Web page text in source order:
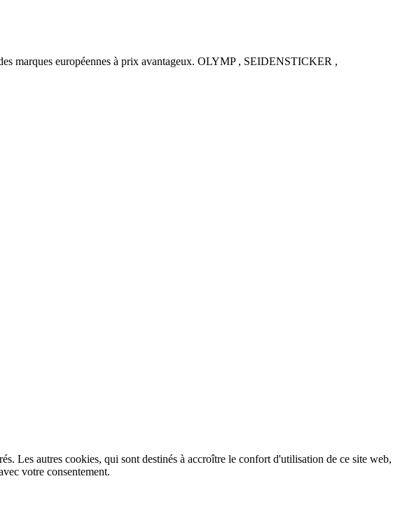
marques européennes à prix avantageux. OLYMP , SEIDENSTICKER ,
Les autres cookies, qui sont destinés à accroître le confort d'utilisation de ce site web,
votre consentement.